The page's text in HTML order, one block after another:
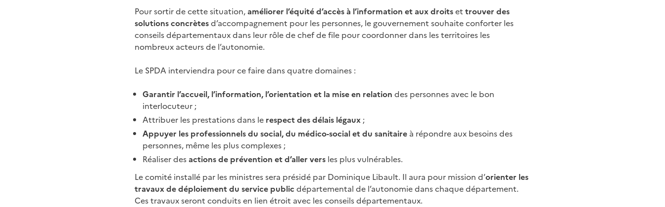
Pour sortir de cette situation,améliorer l’équité d’accès à l’information et aux droitset trouver des
solutions concrètesd’accompagnement pour les personnes, le gouvernement souhaite conforter les
conseils départementaux dans leur rôle de chef de file pour coordonner dans les territoires les
nombreux acteurs de l’autonomie.
Le SPDA interviendra pour ce faire dans quatre domaines :
Garantir l’accueil, l’information, l’orientation et la mise en relation des personnes avec le bon
interlocuteur ;
Attribuer les prestations dans le respect des délais légaux ;
Appuyer les professionnels du social, du médico-social et du sanitaire à répondre aux besoins des
personnes, même les plus complexes ;
Réaliser desactions de prévention et d’aller vers les plus vulnérables.
Le comité installé par les ministres sera présidé par Dominique Libault. Il aura pour mission d’orienter les
travaux de déploiement du service publicdépartemental de l’autonomie dans chaque département.
Ces travaux seront conduits en lien étroit avec les conseils départementaux.